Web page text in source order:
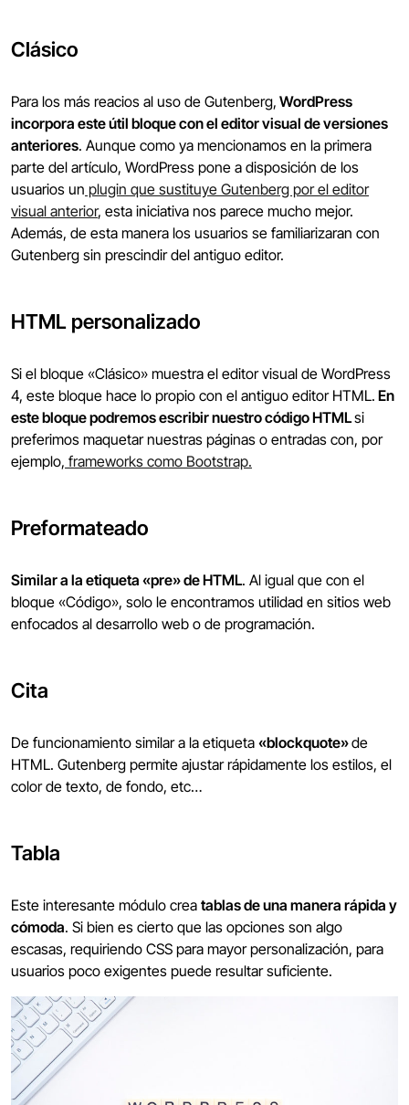
Clásico
Para los más reacios al uso de Gutenberg, WordPress
incorpora este útil bloque con el editor visual de versiones
anteriores. Aunque como ya mencionamos en la primera
parte del artículo, WordPress pone a disposición de los
usuarios un plugin que sustituye Gutenberg por el editor
visual anterior, esta iniciativa nos parece mucho mejor.
Además, de esta manera los usuarios se familiarizaran con
Gutenberg sin prescindir del antiguo editor.
HTML personalizado
Si el bloque «Clásico» muestra el editor visual de WordPress
4, este bloque hace lo propio con el antiguo editor HTML. En
este bloque podremos escribir nuestro código HTMLsi
preferimos maquetar nuestras páginas o entradas con, por
ejemplo, frameworks como Bootstrap.
Preformateado
Similar a la etiqueta «pre» de HTML. Al igual que con el
bloque «Código», solo le encontramos utilidad en sitios web
enfocados al desarrollo web o de programación.
Cita
De funcionamiento similar a la etiqueta «blockquote»de
HTML. Gutenberg permite ajustar rápidamente los estilos, el
color de texto, de fondo, etc…
Tabla
Este interesante módulo crea tablas de una manera rápida y
cómoda. Si bien es cierto que las opciones son algo
escasas, requiriendo CSS para mayor personalización, para
usuarios poco exigentes puede resultar suficiente.